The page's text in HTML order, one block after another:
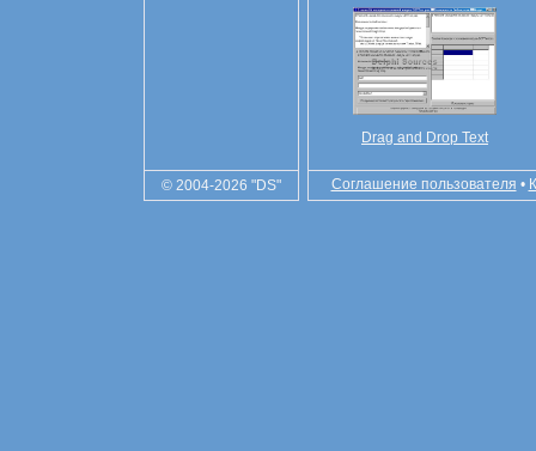
Drag and Drop Text
© 2004-2026 "DS" Соглашение пользователя •